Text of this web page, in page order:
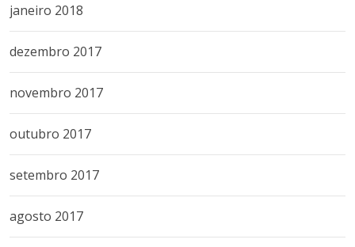
janeiro 2018
dezembro 2017
novembro 2017
outubro 2017
setembro 2017
agosto 2017